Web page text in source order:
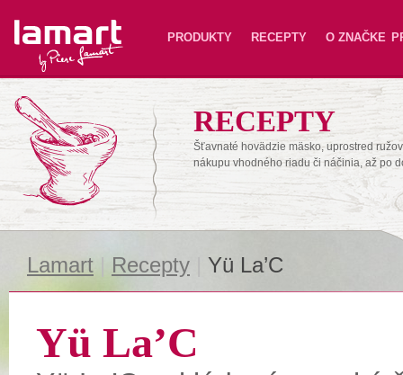
Lamart PRODUKTY RECEPTY O ZNAČKE
RECEPTY
Šťavnaté hovädzie mäsko, uprostred
nákupu vhodného riadu či náčinia, až po
Lamart Recepty Yü La’C
Yü La’C